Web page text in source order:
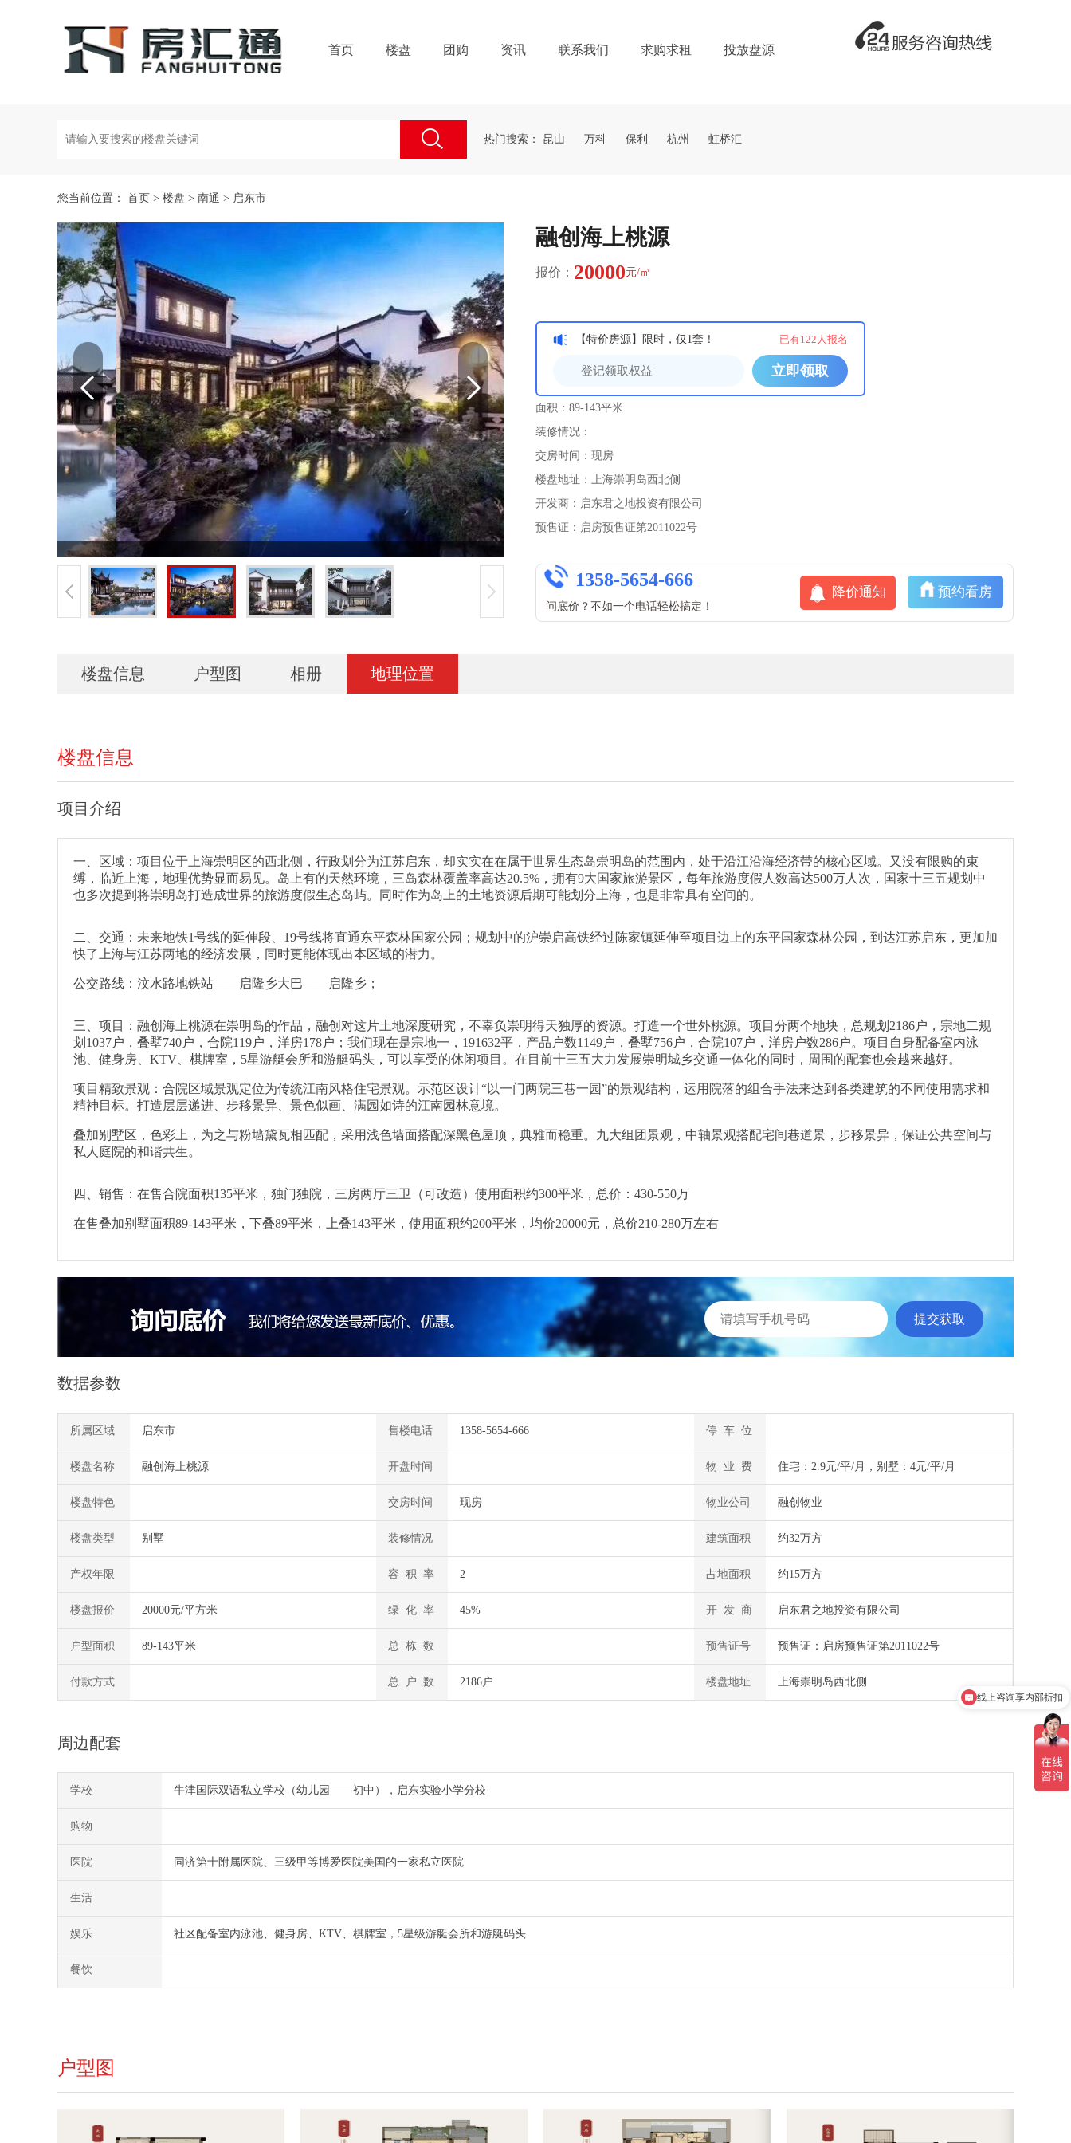
首页 楼盘 团购 资讯 联系我们 求购求租 投放盘源
热门搜索： 昆山 万科 保利 杭州 虹桥汇
您当前位置： 首页 > 楼盘 > 南通 > 启东市
融创海上桃源
报价： 20000元/㎡
【特价房源】限时，仅1套！ 已有122 人报名
面积：89-143平米
装修情况：
交房时间：现房
楼盘地址：上海崇明岛西北侧
开发商：启东君之地投资有限公司
预售证：启房预售证第2011022号
1358-5654-666
问底价？不如一个电话轻松搞定！
降价通知 预约看房
楼盘信息 户型图 相册 地理位置
楼盘信息
项目介绍
一、区域：项目位于上海崇明区的西北侧，行政划分为江苏启东，却实实在在属于世界生态岛崇明岛的范围内，处于沿江沿海经济带的核心区域。又没有限购的束
缚，临近上海，地理优势显而易见。岛上有的天然环境，三岛森林覆盖率高达20.5%，拥有9大国家旅游景区，每年旅游度假人数高达500万人次，国家十三五规划中
也多次提到将崇明岛打造成世界的旅游度假生态岛屿。同时作为岛上的土地资源后期可能划分上海，也是非常具有空间的。
二、交通：未来地铁1号线的延伸段、19号线将直通东平森林国家公园；规划中的沪崇启高铁经过陈家镇延伸至项目边上的东平国家森林公园，到达江苏启东，更加加
快了上海与江苏两地的经济发展，同时更能体现出本区域的潜力。
公交路线：汶水路地铁站——启隆乡大巴——启隆乡；
三、项目：融创海上桃源在崇明岛的作品，融创对这片土地深度研究，不辜负崇明得天独厚的资源。打造一个世外桃源。项目分两个地块，总规划2186户，宗地二规
划1037户，叠墅740户，合院119户，洋房178户；我们现在是宗地一，191632平，产品户数1149户，叠墅756户，合院107户，洋房户数286户。项目自身配备室内泳
池、健身房、KTV、棋牌室，5星游艇会所和游艇码头，可以享受的休闲项目。在目前十三五大力发展崇明城乡交通一体化的同时，周围的配套也会越来越好。
项目精致景观：合院区域景观定位为传统江南风格住宅景观。示范区设计“以一门两院三巷一园”的景观结构，运用院落的组合手法来达到各类建筑的不同使用需求和
精神目标。打造层层递进、步移景异、景色似画、满园如诗的江南园林意境。
叠加别墅区，色彩上，为之与粉墙黛瓦相匹配，采用浅色墙面搭配深黑色屋顶，典雅而稳重。九大组团景观，中轴景观搭配宅间巷道景，步移景异，保证公共空间与
私人庭院的和谐共生。
四、销售：在售合院面积135平米，独门独院，三房两厅三卫（可改造）使用面积约300平米，总价：430-550万
在售叠加别墅面积89-143平米，下叠89平米，上叠143平米，使用面积约200平米，均价20000元，总价210-280万左右
数据参数
所属区域 启东市 售楼电话 1358-5654-666 停 车 位
楼盘名称 融创海上桃源 开盘时间 物 业 费 住宅：2.9元/平/月，别墅：4元/平/月
楼盘特色 交房时间 现房 物业公司 融创物业
楼盘类型 别墅 装修情况 建筑面积 约32万方
产权年限 容 积 率 2 占地面积 约15万方
楼盘报价 20000元/平方米 绿 化 率 45% 开 发 商 启东君之地投资有限公司
户型面积 89-143平米 总 栋 数 预售证号 预售证：启房预售证第2011022号
付款方式 总 户 数 2186户 楼盘地址 上海崇明岛西北侧
周边配套
学校 牛津国际双语私立学校（幼儿园――初中），启东实验小学分校
购物
医院 同济第十附属医院、三级甲等博爱医院美国的一家私立医院
生活
娱乐 社区配备室内泳池、健身房、KTV、棋牌室，5星级游艇会所和游艇码头
餐饮
户型图
了解剩余房源情况